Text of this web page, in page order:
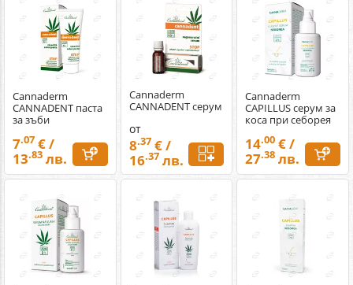
Cannaderm
CANNADENT паста
за зъби
7.07 € /
13.83 лв.
Cannaderm
CANNADENT серум
от
8.37€ /
16.37лв.
Cannaderm
CAPILLUS серум за
коса при себорея
14.00 € /
27.38 лв.